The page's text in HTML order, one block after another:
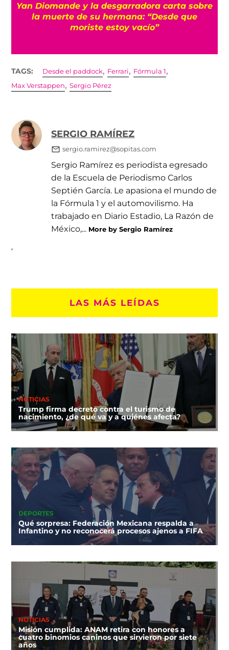
¡Imparables! México firma su mejor
participación en Juegos Centroamericanos
con récord de medallas
TAGS: Desde el paddock, Ferrari, Fórmula 1,
Max Verstappen,Sergio Pérez
SERGIO RAMÍREZ
sergio.ramirez@sopitas.com
Sergio Ramírez es periodista egresado
de la Escuela de Periodismo Carlos
Septién García. Le apasiona el mundo de
la Fórmula 1 y el automovilismo. Ha
trabajado en Diario Estadio, La Razón de
México,... More by Sergio Ramírez
LAS MÁS LEÍDAS
NOTICIAS
Trump firma decreto contra el turismo de
nacimiento, ¿de qué va y a quiénes afecta?
DEPORTES
Qué sorpresa: Federación Mexicana respalda a
Infantino y no reconocerá procesos ajenos a FIFA
NOTICIAS
Misión cumplida: ANAM retira con honores a
cuatro binomios caninos que sirvieron por siete
años